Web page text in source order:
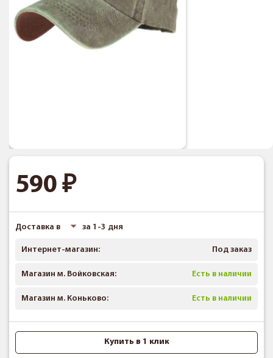
590
Доставка в за 1-3 дня
Интернет-магазин: Под заказ
Магазин м. Войковская: Есть в наличии
Магазин м. Коньково: Есть в наличии
Купить в 1 клик